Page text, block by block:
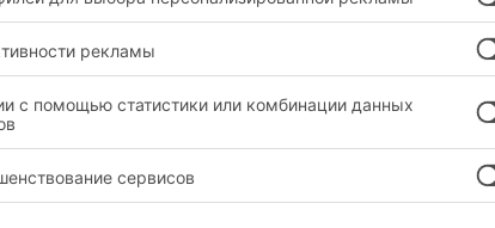
007 916 983 7142